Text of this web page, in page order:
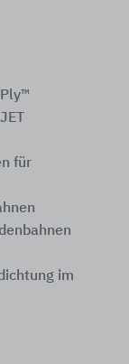
für
im